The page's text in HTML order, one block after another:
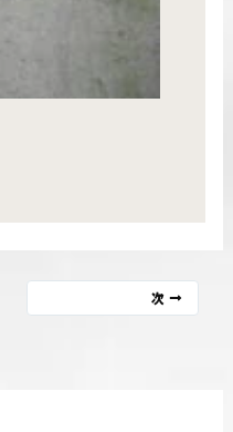
次